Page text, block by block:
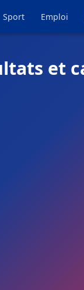
Sport Emploi
et